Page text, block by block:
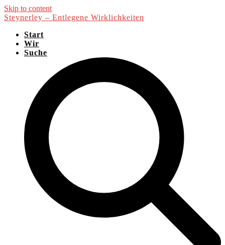
Skip to content
Steynerley – Entlegene Wirklichkeiten
Start
Wir
Suche